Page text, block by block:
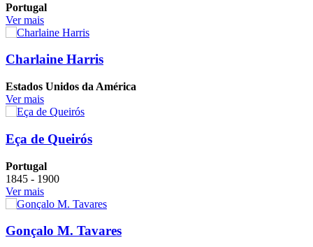
Portugal
Ver mais
Charlaine Harris
Estados Unidos da América
Ver mais
Eça de Queirós
Portugal
1845 - 1900
Ver mais
Gonçalo M. Tavares